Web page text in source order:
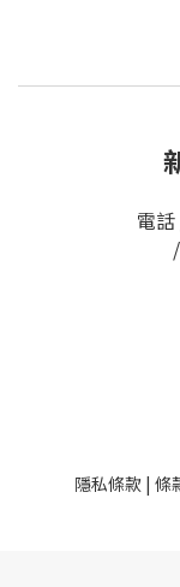
電
/
隱私條款| 條